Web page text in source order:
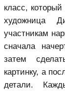
класс,
художница
участникам
сначала
затем
картинку, а
детали.